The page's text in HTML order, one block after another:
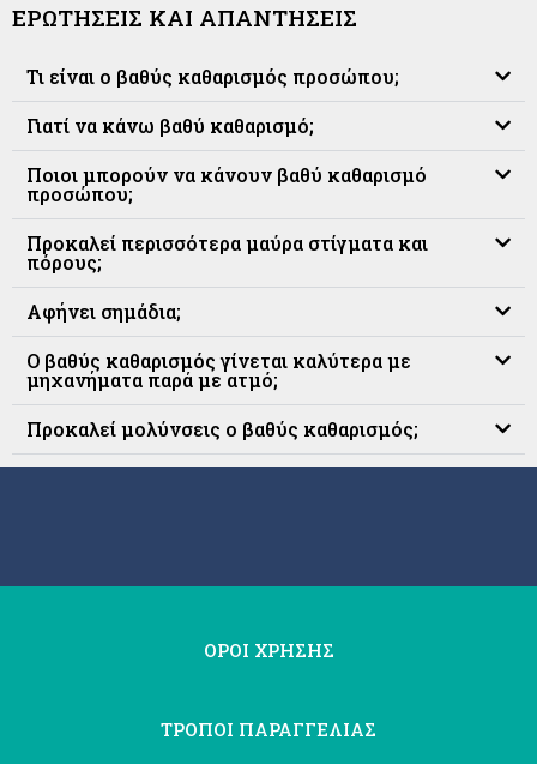
ΕΡΩΤΗΣΕΙΣ ΚΑΙ ΑΠΑΝΤΗΣΕΙΣ
Τι είναι ο βαθύς καθαρισμός προσώπου;
Γιατί να κάνω βαθύ καθαρισμό;
Ποιοι μπορούν να κάνουν βαθύ καθαρισμό
προσώπου;
Προκαλεί περισσότερα μαύρα στίγματα και
πόρους;
Αφήνει σημάδια;
Ο βαθύς καθαρισμός γίνεται καλύτερα με
μηχανήματα παρά με ατμό;
Προκαλεί μολύνσεις ο βαθύς καθαρισμός;
ΟΡΟΙ ΧΡΗΣΗΣ
ΤΡΟΠΟΙ ΠΑΡΑΓΓΕΛΙΑΣ